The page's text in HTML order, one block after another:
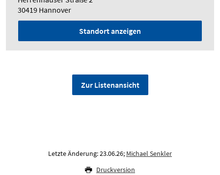
30419 Hannover
Standort anzeigen
Zur Listenansicht
Letzte Änderung: 23.06.26; Michael Senkler
Druckversion